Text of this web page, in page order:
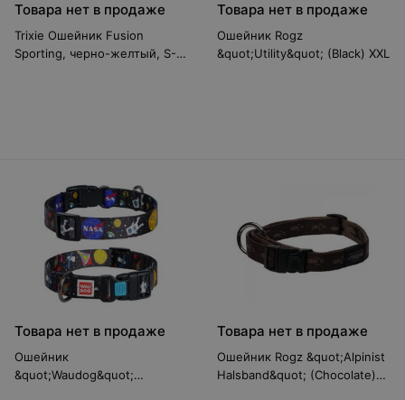
Товара нет в продаже
Trixie Ошейник Fusion
Sporting, черно-желтый, S-M
Товара нет в продаже
Ошейник Rogz
&quot;Utility&quot; (Black) XXL
Товара нет в продаже
Ошейник
&quot;Waudog&quot;
Товара нет в продаже
Ошейник Rogz &quot;Alpinist
Halsband&quot; (Chocolate)